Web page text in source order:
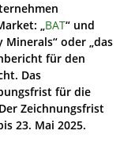
„BAT“ und
Minerals“ oder „das
für den
Das
für die
Zeichnungsfrist
23. Mai 2025.